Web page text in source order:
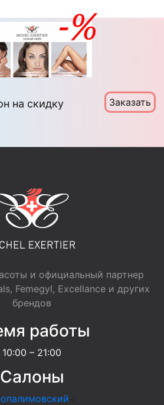
на скидку Заказать
и официальный партнер
Femegyl, Excellance и других
брендов
работы
10:00 – 21:00
Салоны